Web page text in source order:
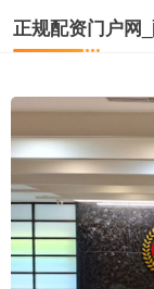
正规配资门户网